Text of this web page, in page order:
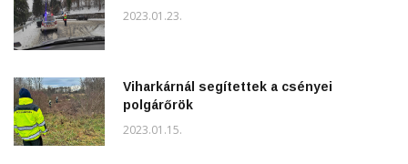
2023.01.23.
Viharkárnál segítettek a csényei
polgárőrök
2023.01.15.